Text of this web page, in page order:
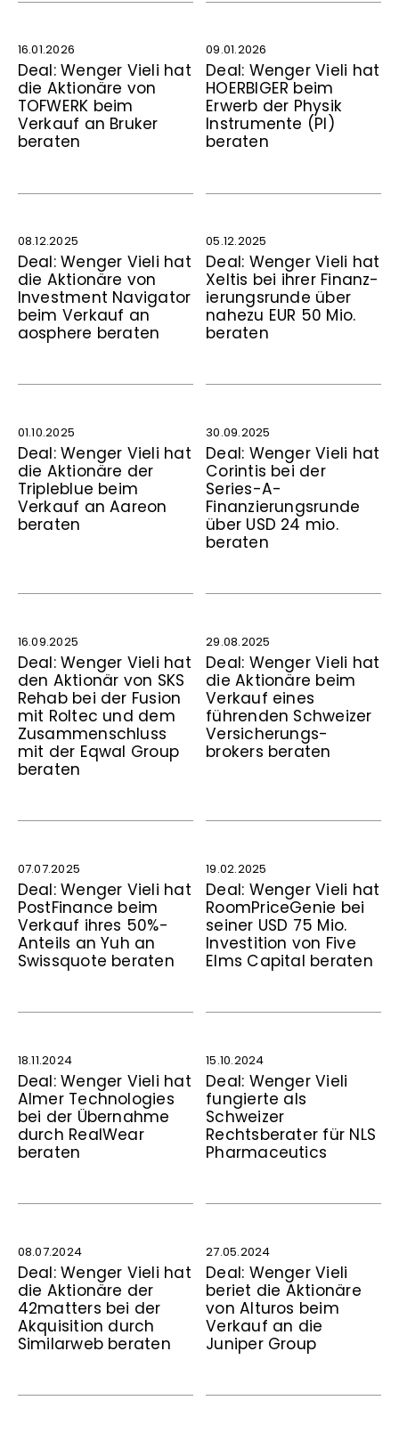
16.01.2026
Deal: Wenger Vieli hat
die Aktionäre von
TOFWERK beim
Verkauf an Bruker
beraten
09.01.2026
Deal: Wenger Vieli hat
HOERBIGER beim
Erwerb der Physik
Instrumente (PI)
beraten
08.12.2025
Deal: Wenger Vieli hat
die Aktionäre von
Investment Navigator
beim Verkauf an
aosphere beraten
05.12.2025
Deal: Wenger Vieli hat
Xeltis bei ihrer Fi­nanz­
ie­rungs­run­de über
na­he­zu EUR 50 Mio.
be­ra­ten
01.10.2025
Deal: Wenger Vieli hat
die Aktionäre der
Tripleblue beim
Verkauf an Aareon
beraten
30.09.2025
Deal: Wenger Vieli hat
Corintis bei der
Series-A-
Finanzierungs­runde
über USD 24 mio.
beraten
16.09.2025
Deal: Wenger Vieli hat
den Aktionär von SKS
Rehab bei der Fusion
mit Roltec und dem
Zusammenschluss
mit der Eqwal Group
beraten
29.08.2025
Deal: Wenger Vieli hat
die Aktionäre beim
Verkauf eines
führenden Schweizer
Versicherungs-
brokers beraten
07.07.2025
Deal: Wenger Vieli hat
PostFinance beim
Verkauf ihres 50%-
Anteils an Yuh an
Swissquote beraten
19.02.2025
Deal: Wenger Vieli hat
RoomPriceGenie bei
seiner USD 75 Mio.
Investition von Five
Elms Capital beraten
18.11.2024
Deal: Wenger Vieli hat
Almer Technologies
bei der Übernahme
durch RealWear
beraten
15.10.2024
Deal: Wenger Vieli
fungierte als
Schweizer
Rechtsberater für NLS
Pharmaceutics
08.07.2024
Deal: Wenger Vieli hat
die Aktionäre der
42matters bei der
Akquisition durch
Similarweb beraten
27.05.2024
Deal: Wenger Vieli
beriet die Aktionäre
von Alturos beim
Verkauf an die
Juniper Group